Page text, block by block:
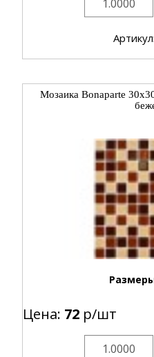
Мозаика Bonaparte
Цена: 72р/шт